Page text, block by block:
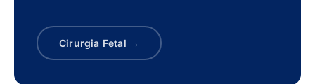
Cirurgia Fetal →